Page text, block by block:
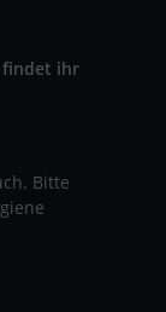
findet ihr
Bitte